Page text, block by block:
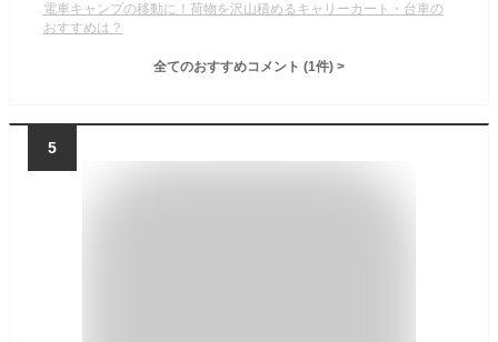
電車キャンプの移動に！荷物を沢山積めるキャリーカート・台車の
おすすめは？
全てのおすすめコメント (1件) >
5